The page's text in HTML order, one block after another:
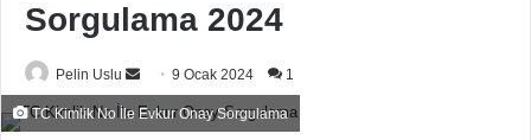
Sorgulama 2024
Pelin Uslu
Bir
e-
posta
9 Ocak 2024 1
TC Kimlik No İle Evkur Onay Sorgulama